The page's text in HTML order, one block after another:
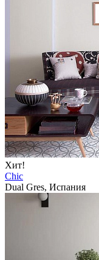
Хит!
Chic
Dual Gres, Испания